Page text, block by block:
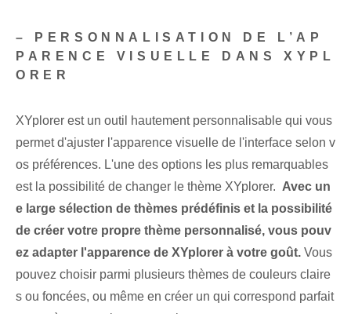
– PERSONNALISATION DE L’AP
PARENCE VISUELLE DANS XYPL
ORER
XYplorer est un outil hautement personnalisable qui vous
permet d'ajuster l'apparence visuelle de l'interface selon v
os préférences. L'une des options les plus remarquables
est la possibilité de changer le thème XYplorer. ‌ Avec un
e large sélection de thèmes prédéfinis et la possibilité
de créer votre propre thème personnalisé, vous pouv
ez adapter l'apparence de XYplorer à votre goût. Vous
pouvez choisir parmi plusieurs thèmes de couleurs claire
s ou foncées, ou même en créer un qui correspond parfait